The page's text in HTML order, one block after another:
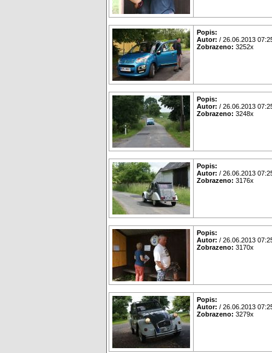
Popis:
Autor: / 26.06.2013
Zobrazeno: 3252x
Popis:
Autor: / 26.06.2013
Zobrazeno: 3248x
Popis:
Autor: / 26.06.2013
Zobrazeno: 3176x
Popis:
Autor: / 26.06.2013
Zobrazeno: 3170x
Popis:
Autor: / 26.06.2013
Zobrazeno: 3279x